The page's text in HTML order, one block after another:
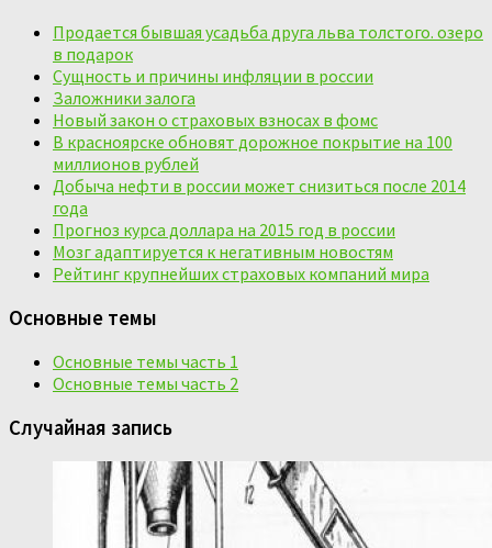
Продается бывшая усадьба друга льва толстого. озеро
в подарок
Сущность и причины инфляции в россии
Заложники залога
Новый закон о страховых взносах в фомс
В красноярске обновят дорожное покрытие на 100
миллионов рублей
Добыча нефти в россии может снизиться после 2014
года
Прогноз курса доллара на 2015 год в россии
Мозг адаптируется к негативным новостям
Рейтинг крупнейших страховых компаний мира
Основные темы
Основные темы часть 1
Основные темы часть 2
Случайная запись